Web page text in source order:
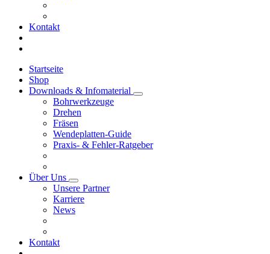
Kontakt
Startseite
Shop
Downloads & Infomaterial
Bohrwerkzeuge
Drehen
Fräsen
Wendeplatten-Guide
Praxis- & Fehler-Ratgeber
Über Uns
Unsere Partner
Karriere
News
Kontakt